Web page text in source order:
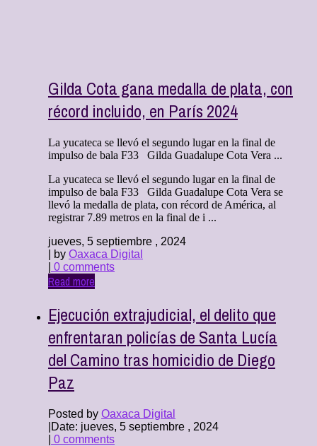
Gilda Cota gana medalla de plata, con
récord incluido, en París 2024
La yucateca se llevó el segundo lugar en la final de
impulso de bala F33 Gilda Guadalupe Cota Vera ...
La yucateca se llevó el segundo lugar en la final de
impulso de bala F33 Gilda Guadalupe Cota Vera se
llevó la medalla de plata, con récord de América, al
registrar 7.89 metros en la final de i ...
jueves, 5 septiembre , 2024
| by Oaxaca Digital
0 comments
Read more
Ejecución extrajudicial, el delito que
enfrentaran policías de Santa Lucía
del Camino tras homicidio de Diego
Paz
Posted by Oaxaca Digital
Date: jueves, 5 septiembre , 2024
0 comments